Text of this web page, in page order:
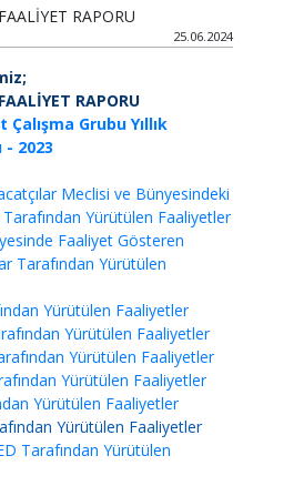
RAPORU
25.06.2024
RAPORU
Grubu Yıllık
2023
Meclisi ve Bünyesindeki
Yürütülen Faaliyetler
Faaliyet Gösteren
Tarafından Yürütülen
Yürütülen Faaliyetler
Yürütülen Faaliyetler
Yürütülen Faaliyetler
Yürütülen Faaliyetler
Yürütülen Faaliyetler
Yürütülen Faaliyetler
Tarafından Yürütülen